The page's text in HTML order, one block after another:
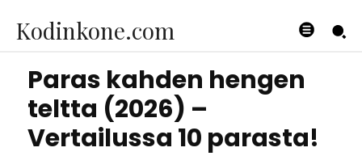
Kodinkone.com
Paras kahden hengen
teltta (2026) –
Vertailussa 10 parasta!